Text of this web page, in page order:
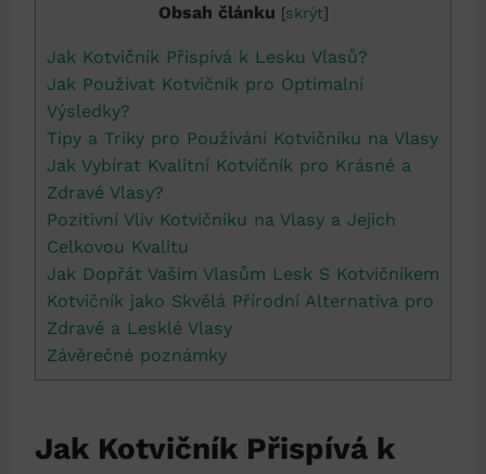
Obsah článku [skrýt]
Jak Kotvičník Přispívá k Lesku Vlasů?
Jak Používat Kotvičník pro Optimalní
Výsledky?
Tipy a Triky pro Používání Kotvičníku na Vlasy
Jak Vybírat Kvalitní Kotvičník pro Krásné a
Zdravé Vlasy?
Pozitivní Vliv Kotvičníku na Vlasy a Jejich
Celkovou Kvalitu
Jak Dopřát Vašim Vlasům Lesk S Kotvičníkem
Kotvičník jako Skvělá Přírodní Alternativa pro
Zdravé a Lesklé Vlasy
Závěrečné poznámky
Jak Kotvičník Přispívá k